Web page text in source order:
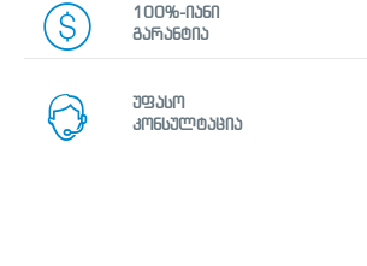
100%-იანი
გარანტია
უფასო
კონსულტაცია